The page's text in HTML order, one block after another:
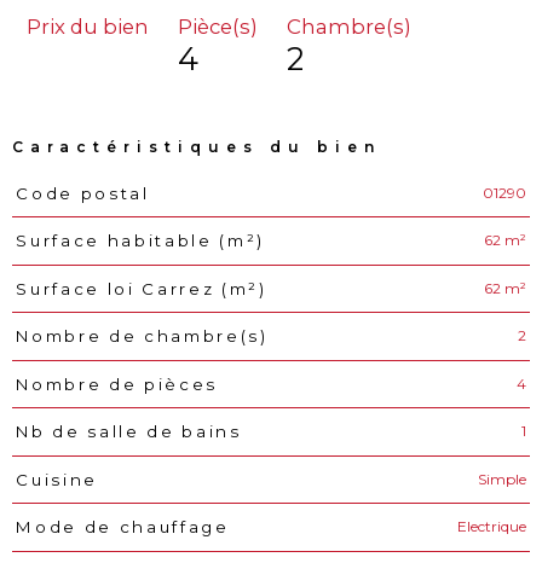
Prix du bien Pièce(s)
4
Chambre(s)
2
Caractéristiques du bien
Caractéristiques
Code postal 01290
Surface habitable (m²) 62 m²
Surface loi Carrez (m²) 62 m²
Nombre de chambre(s) 2
Nombre de pièces 4
Nb de salle de bains 1
Cuisine Simple
Mode de chauffage Electrique